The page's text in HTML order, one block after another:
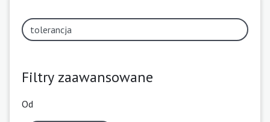
Filtry zaawansowane
Od